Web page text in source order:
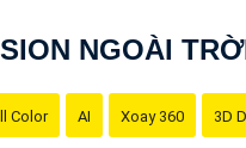
NGOÀI
Color AI Xoay 360 3D